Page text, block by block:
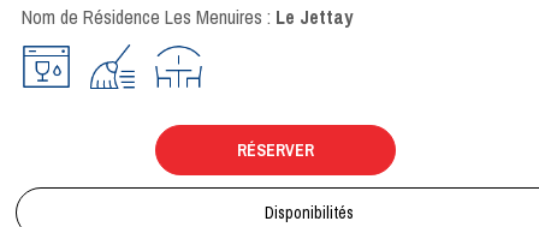
Nom de Résidence Les Menuires : Le Jettay
RÉSERVER
Disponibilités